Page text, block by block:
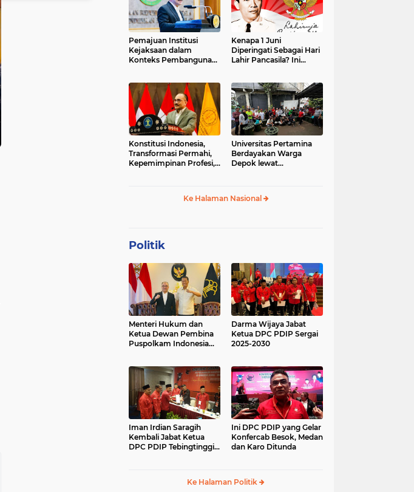
Pemajuan Institusi
Kejaksaan dalam
Konteks Pembangunan
Kenapa 1 Juni
Diperingati Sebagai Hari
Lahir Pancasila? Ini
Konstitusi Indonesia,
Transformasi Permahi,
Kepemimpinan Profesi,
Universitas Pertamina
Berdayakan Warga
Depok lewat
Ke Halaman Nasional
Politik
Menteri Hukum dan
Ketua Dewan Pembina
Puspolkam Indonesia
Beserta Agenda
Reformatif dan
Transformatif dalam
Pembangunan Negara
Hukum dan
Kelembagaan
Kementerian Hukum
Darma Wijaya Jabat
Ketua DPC PDIP Sergai
2025-2030
Iman Irdian Saragih
Kembali Jabat Ketua
DPC PDIP Tebingtinggi
Ini DPC PDIP yang Gelar
Konfercab Besok, Medan
dan Karo Ditunda
Ke Halaman Politik